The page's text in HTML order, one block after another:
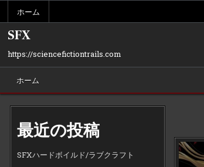
content
ホーム
SFX
https://sciencefictiontrails.com
ホーム
最近の投稿
SFXハードボイルド/ラブクラフト